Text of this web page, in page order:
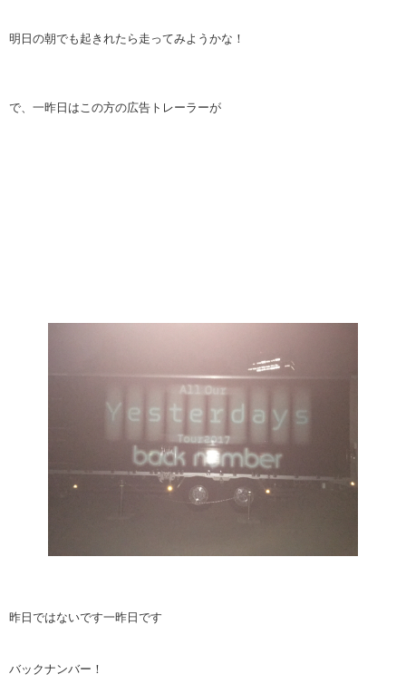
明日の朝でも起きれたら走ってみようかな！
で、一昨日はこの方の広告トレーラーが
昨日ではないです一昨日です
バックナンバー！